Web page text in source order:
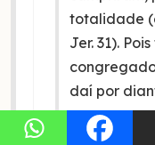
totalidade
Jer. 31).
daí por
27/09/2021